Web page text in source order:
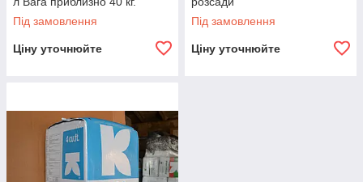
Під замовлення
Ціну уточнюйте
Під замовлення
Ціну уточнюйте